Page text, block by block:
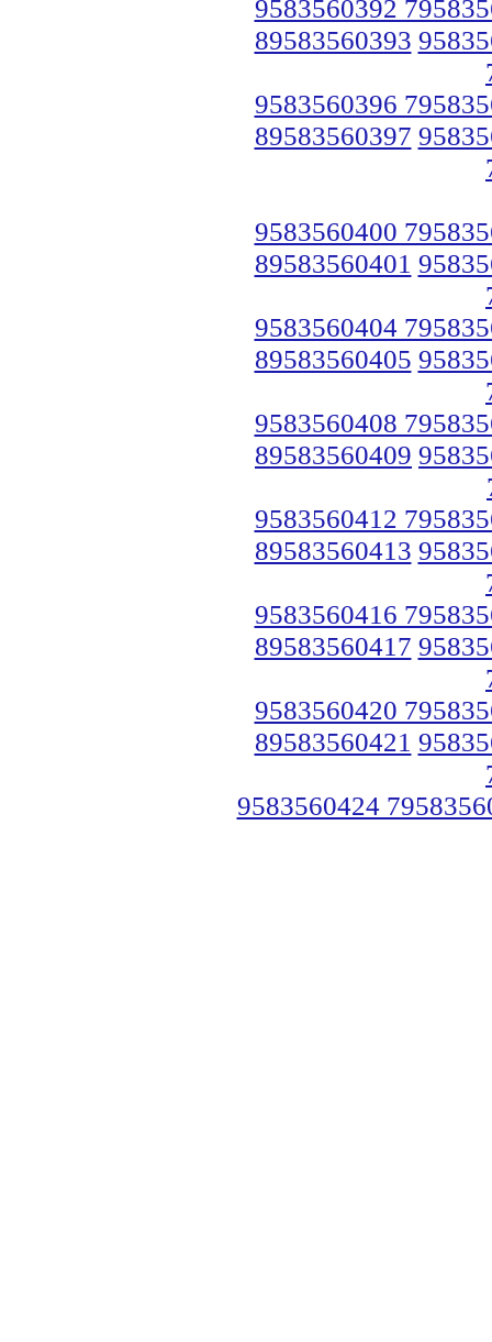
9583560392
89583560393
9583560396
89583560397
9583560400
89583560401
9583560404
89583560405
9583560408
89583560409
9583560412
89583560413
9583560416
89583560417
9583560420
89583560421
9583560424